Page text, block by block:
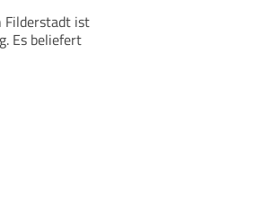
Filderstadt ist
Es beliefert